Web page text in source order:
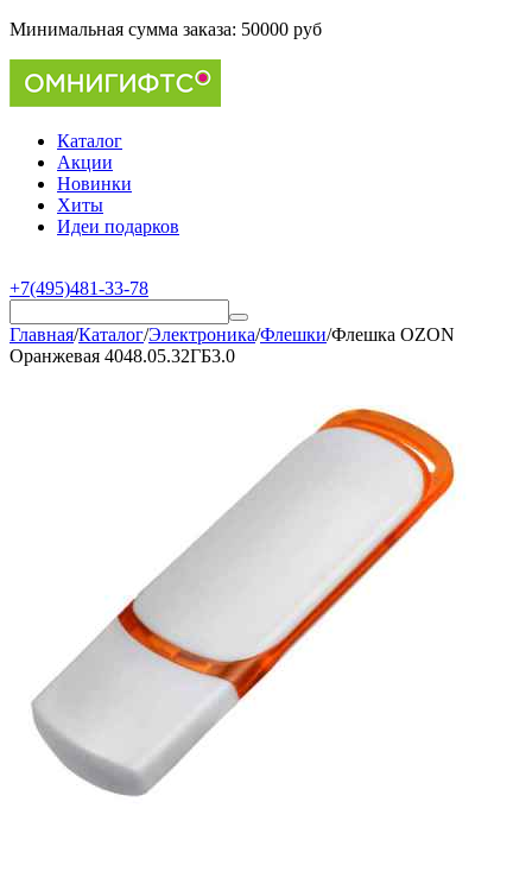
Минимальная сумма заказа: 50000 руб
Каталог
Акции
Новинки
Хиты
Идеи подарков
+7(495)481-33-78
Главная/Каталог/Электроника/Флешки/Флешка OZON
Оранжевая 4048.05.32ГБ3.0